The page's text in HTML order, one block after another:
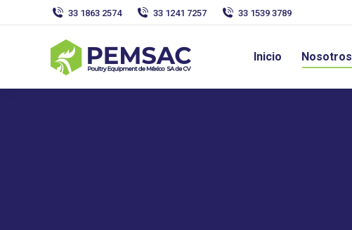
33 1863 2574 33 1241 7257 33 1539 3789
Inicio Nosotros